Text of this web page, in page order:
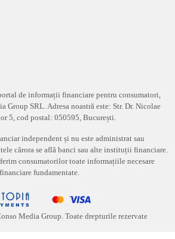
de informații financiare pentru consumatori,
Group SRL. Adresa noastră este: Str. Dr. Nicolae
5, cod postal: 050595, București.
independent și nu este administrat sau
cărora se află banci sau alte instituții financiare.
consumatorilor toate informațiile necesare
fundamentate.
Media Group. Toate drepturile rezervate